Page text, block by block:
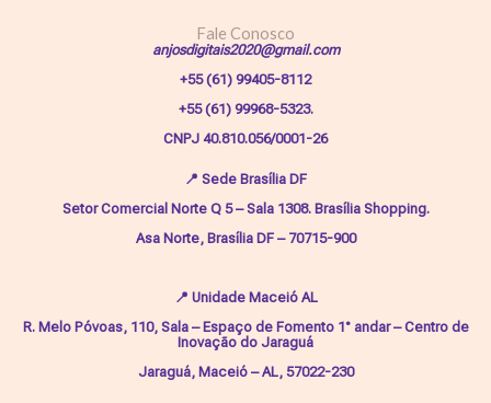
Fale Conosco
anjosdigitais2020@gmail.com
+55 (61) 99405-8112
+55 (61) 99968-5323.
CNPJ 40.810.056/0001-26
📍 Sede Brasília DF
Setor Comercial Norte Q 5 – Sala 1308. Brasília Shopping.
Asa Norte, Brasília DF – 70715-900
📍 Unidade Maceió AL
R. Melo Póvoas, 110, Sala – Espaço de Fomento 1° andar – Centro de
Inovação do Jaraguá
Jaraguá, Maceió – AL, 57022-230